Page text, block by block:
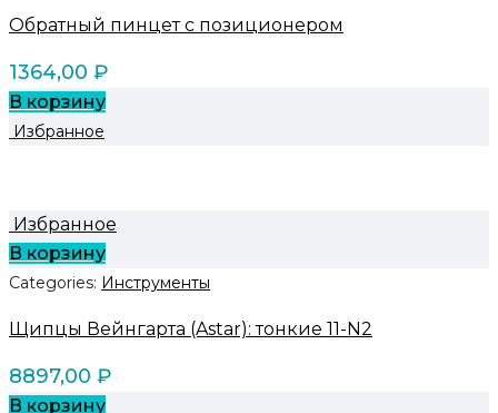
Обратный пинцет с позиционером
1364,00 ₽
В корзину
Избранное
Избранное
В корзину
Categories: Инструменты
Щипцы Вейнгарта (Astar): тонкие 11-N2
8897,00 ₽
В корзину